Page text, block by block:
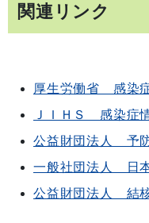
関連リンク
厚生労働省 感染
ＪＩＨＳ 感染症
公益財団法人 予
一般社団法人 日
公益財団法人 結